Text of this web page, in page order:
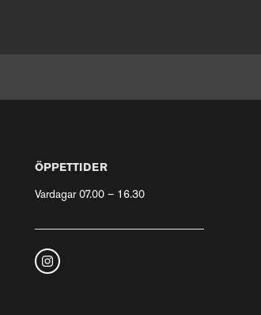
ÖPPETTIDER
Vardagar 07.00 – 16.30